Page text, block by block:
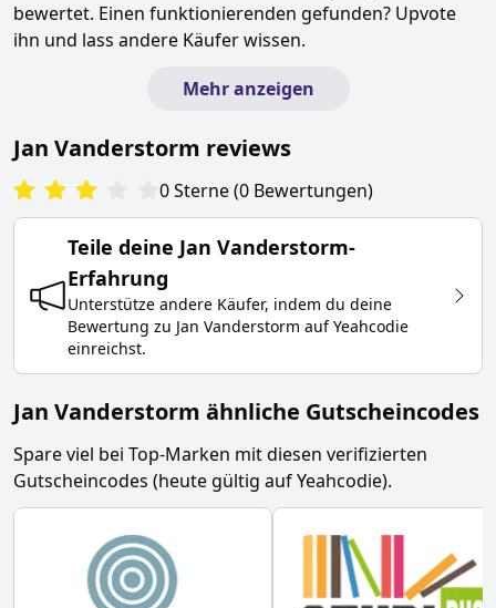
bewertet. Einen funktionierenden gefunden? Upvote
ihn und lass andere Käufer wissen.
Mehr anzeigen
Jan Vanderstorm reviews
0Sterne(0 Bewertungen)
Teile deine Jan Vanderstorm-
Erfahrung
Unterstütze andere Käufer, indem du deine
Bewertung zu Jan Vanderstorm auf Yeahcodie
einreichst.
Jan Vanderstorm ähnliche Gutscheincodes
Spare viel bei Top-Marken mit diesen verifizierten
Gutscheincodes (heute gültig auf Yeahcodie).